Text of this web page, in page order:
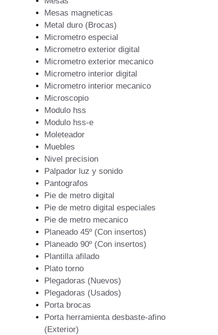
Mesas magneticas
Metal duro (Brocas)
Micrometro especial
Micrometro exterior digital
Micrometro exterior mecanico
Micrometro interior digital
Micrometro interior mecanico
Microscopio
Modulo hss
Modulo hss-e
Moleteador
Muebles
Nivel precision
Palpador luz y sonido
Pantografos
Pie de metro digital
Pie de metro digital especiales
Pie de metro mecanico
Planeado 45º (Con insertos)
Planeado 90º (Con insertos)
Plantilla afilado
Plato torno
Plegadoras (Nuevos)
Plegadoras (Usados)
Porta brocas
Porta herramienta desbaste-afino
(Exterior)